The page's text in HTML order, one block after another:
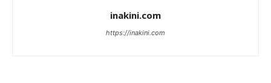
inakini.com
https://inakini.com